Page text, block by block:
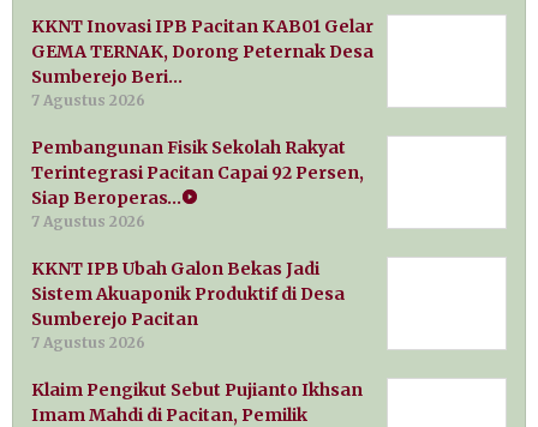
KKNT Inovasi IPB Pacitan KAB01 Gelar
GEMA TERNAK, Dorong Peternak Desa
Sumberejo Beri…
7 Agustus 2026
Pembangunan Fisik Sekolah Rakyat
Terintegrasi Pacitan Capai 92 Persen,
Siap Beroperas…
7 Agustus 2026
KKNT IPB Ubah Galon Bekas Jadi
Sistem Akuaponik Produktif di Desa
Sumberejo Pacitan
7 Agustus 2026
Klaim Pengikut Sebut Pujianto Ikhsan
Imam Mahdi di Pacitan, Pemilik